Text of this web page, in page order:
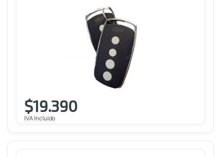
$19.390
IVA Incluido